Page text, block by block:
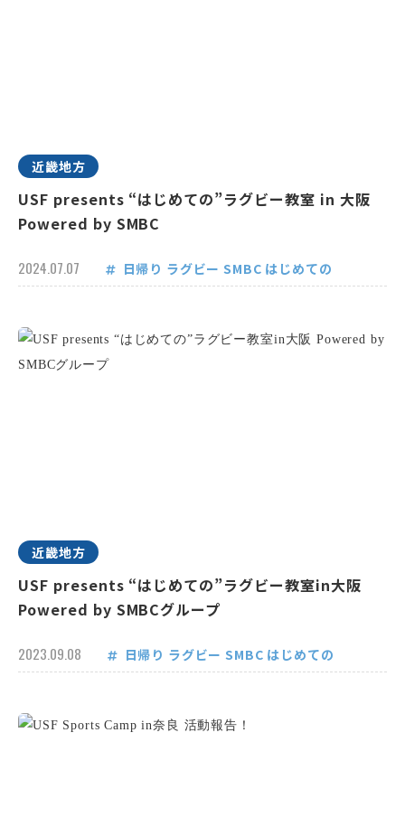
近畿地方
USF presents “はじめての”ラグビー教室 in 大阪
Powered by SMBC
2024.07.07 日帰り ラグビー SMBC はじめての
近畿地方
USF presents “はじめての”ラグビー教室in大阪
Powered by SMBCグループ
2023.09.08 日帰り ラグビー SMBC はじめての